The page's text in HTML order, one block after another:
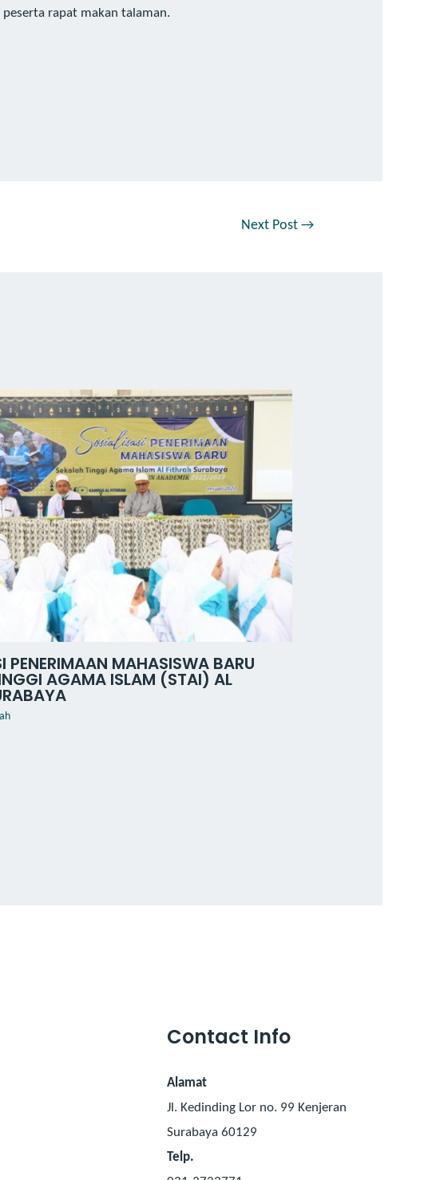
rapat makan talaman.
Next Post→
PENERIMAAN MAHASISWA BARU
AGAMA ISLAM (STAI) AL
Contact Info
Alamat
Jl. Kedinding Lor no. 99 Kenjeran
Surabaya 60129
Telp.